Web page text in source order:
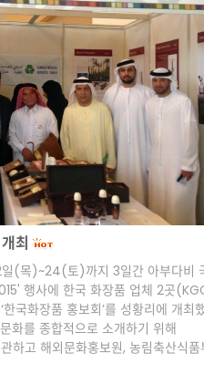
최
일(목)~24(토)까지 3일간 아부다비
행사에 한국 화장품 업체 2곳
국화장품 홍보회’를 성황리에 개
화를 종합적으로 소개하기 위해
하고 해외문화홍보원, 농림축산식